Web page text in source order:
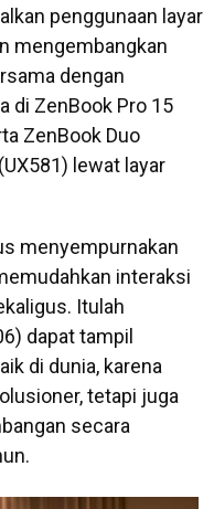
penggunaan layar
mengembangkan
dengan
di ZenBook Pro 15
ZenBook Duo
lewat layar
menyempurnakan
interaksi
Itulah
dapat tampil
di dunia, karena
tetapi juga
secara